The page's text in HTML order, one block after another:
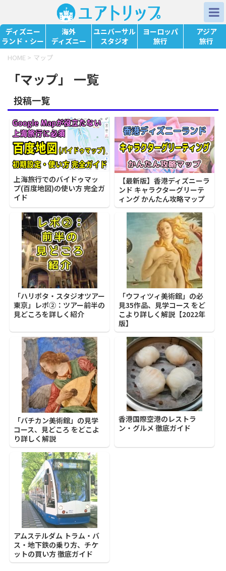
ディズニー
ランド・シー
海外
ディズニー
ユニバーサル
スタジオ
ヨーロッパ
旅行
アジア
旅行
HOME > マップ
「マップ」 一覧
投稿一覧
上海旅行でのバイドゥマッ
プ(百度地図)の使い方 完全ガ
イド
【最新版】香港ディズニーラ
ンド キャラクターグリーテ
ィング かんたん攻略マップ
「ハリポタ・スタジオツアー
東京」レポ②：ツアー前半の
見どころを詳しく紹介
「ウフィツィ美術館」の必
見35作品、見学コース をど
こより詳しく解説【2022年
版】
「バチカン美術館」の見学
コース、見どころ をどこよ
り詳しく解説
香港国際空港のレストラ
ン・グルメ 徹底ガイド
アムステルダム トラム・バ
ス・地下鉄の乗り方、チケ
ットの買い方 徹底ガイド